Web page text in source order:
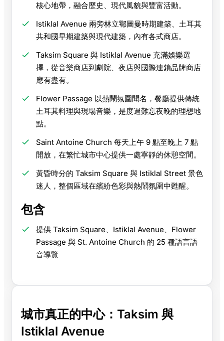
核心地帶，融合歷史、現代風貌與豐富活動。
Istiklal Avenue 兩旁林立鄂圖曼時期建築、土耳其
共和國早期建築與現代建築，內有各式商店。
Taksim Square 與 Istiklal Avenue 充滿娛樂選
擇，從音樂商店到劇院、夜店與國際連鎖品牌商店
應有盡有。
Flower Passage 以熱鬧氛圍聞名，餐廳提供傳統
土耳其料理與現場音樂，是度過難忘夜晚的理想地
點。
Saint Antoine Church 每天上午 9 點至晚上 7 點
開放，在繁忙城市中心提供一處寧靜的休憩空間。
黃昏時分的 Taksim Square 與 Istiklal Street 景色
迷人，整個區域在繽紛色彩與熱鬧氛圍中甦醒。
包含
提供 Taksim Square、Istiklal Avenue、Flower
Passage 與 St. Antoine Church 的 25 種語言語
音導覽
城市真正的中心：Taksim 與
Istiklal Avenue